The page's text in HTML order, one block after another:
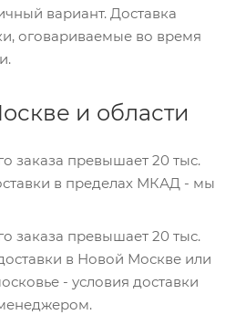
вариант. Доставка
оговариваемые во время
и области
заказа превышает 20 тыс.
в пределах МКАД - мы
заказа превышает 20 тыс.
в Новой Москве или
- условия доставки